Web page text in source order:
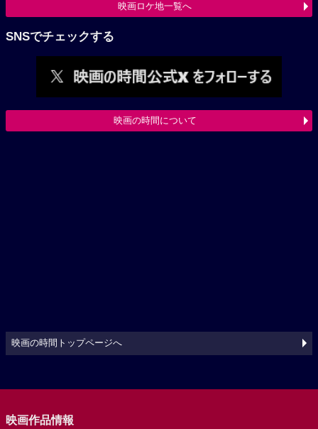
映画ロケ地一覧へ
SNSでチェックする
映画の時間について
映画の時間トップページへ
映画作品情報